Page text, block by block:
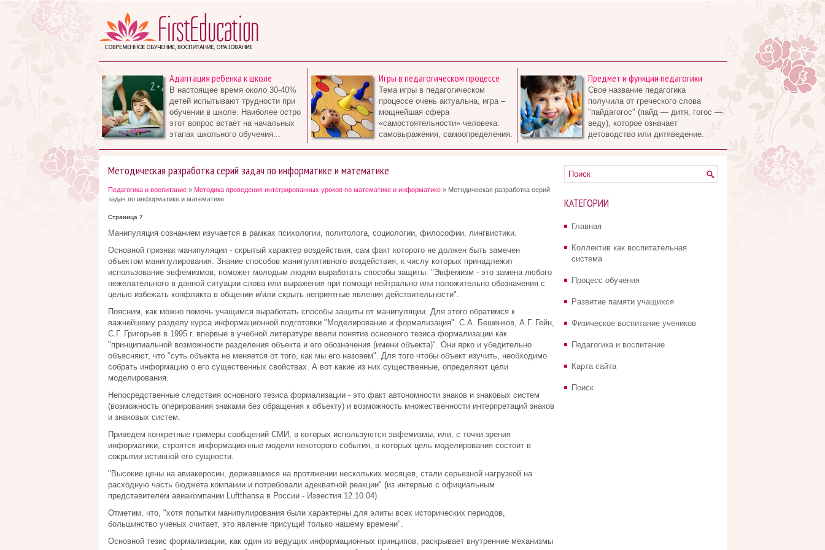
Адаптация ребенка к школе
В настоящее время около 30-40%
детей испытывают трудности при
обучении в школе. Наиболее остро
этот вопрос встает на начальных
этапах школьного обучения...
Игры в педагогическом процессе
Тема игры в педагогическом
процессе очень актуальна, игра –
мощнейшая сфера
«самостоятельности» человека:
самовыражения, самоопределения.
Предмет и функции педагогики
Свое название педагогика
получила от греческого слова
"пайдагогос" (пайд — дитя, гогос —
веду), которое означает
детоводство или дитяведение.
Методическая разработка серий задач по информатике и математике
Педагогика и воспитание» Методика проведения интегрированных уроков по математике и информатике» Методическая разработка серий
задач по информатике и математике
Страница 7
Манипуляция сознанием изучается в рамках психологии, политолога, социологии, философии, лингвистики.
Основной признак манипуляции - скрытый характер воздействия, сам факт которого не должен быть замечен
объектом манипулирования. Знание способов манипулятивного воздействия, к числу которых принадлежит
использование эвфемизмов, поможет молодым людям выработать способы защиты. "Эвфемизм - это замена любого
нежелательного в данной ситуации слова или выражения при помощи нейтрально или положительно обозначения с
целью избежать конфликта в общении и/или скрыть неприятные явления действительности".
Поясним, как можно помочь учащимся выработать способы защиты от манипуляции. Для этого обратимся к
важнейшему разделу курса информационной подготовки "Моделирование и формализация". С.А. Бешенков, А.Г. Гейн,
С.Г. Григорьев в 1995 г. впервые в учебной литературе ввели понятие основного тезиса формализации как
"принципиальной возможности разделения объекта и его обозначения (имени объекта)". Они ярко и убедительно
объясняют, что "суть объекта не меняется от того, как мы его назовем". Для того чтобы объект изучить, необходимо
собрать информацию о его существенных свойствах. А вот какие из них существенные, определяют цели
моделирования.
Непосредственные следствия основного тезиса формализации - это факт автономности знаков и знаковых систем
(возможность оперирования знаками без обращения к объекту) и возможность множественности интерпретаций знаков
и знаковых систем.
Приведем конкретные примеры сообщений СМИ, в которых используются эвфемизмы, или, с точки зрения
информатики, строятся информационные модели некоторого события, в которых цель моделирования состоит в
сокрытии истинной его сущности.
"Высокие цены на авиакеросин, державшиеся на протяжении нескольких месяцев, стали серьезной нагрузкой на
расходную часть бюджета компании и потребовали адекватной реакции" (из интервью с официальным
представителем авиакомпании Luftthansa в России - Известия.12.10.04).
Отметим, что, "хотя попытки манипулирования были характерны для элиты всех исторических периодов,
большинство ученых считает, это явление присущи! только нашему времени".
Основной тезис формализации, как один из ведущих информационных принципов, раскрывает внутренние механизмы
КАТЕГОРИИ
Главная
Коллектив как воспитательная
система
Процесс обучения
Развитие памяти учащихся
Физическое воспитание учеников
Педагогика и воспитание
Карта сайта
Поиск